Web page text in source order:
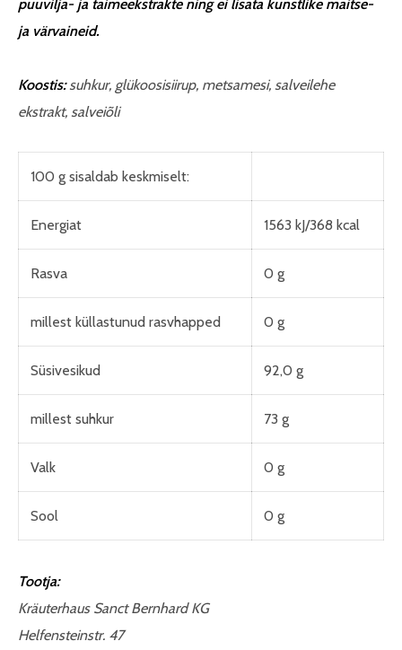
puuvilja- ja taimeekstrakte ning ei lisata kunstlike maitse-
ja värvaineid.
Koostis:suhkur, glükoosisiirup, metsamesi, salveilehe
ekstrakt, salveiõli
100 g sisaldab keskmiselt:
Energiat 1563 kJ/368 kcal
Rasva 0 g
millest küllastunud rasvhapped 0 g
Süsivesikud 92,0 g
millest suhkur 73 g
Valk 0 g
Sool 0 g
Tootja:
Kräuterhaus Sanct Bernhard KG
Helfensteinstr. 47